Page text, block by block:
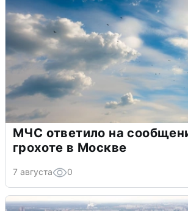
МЧС ответило на
грохоте в Москве
7 августа 0